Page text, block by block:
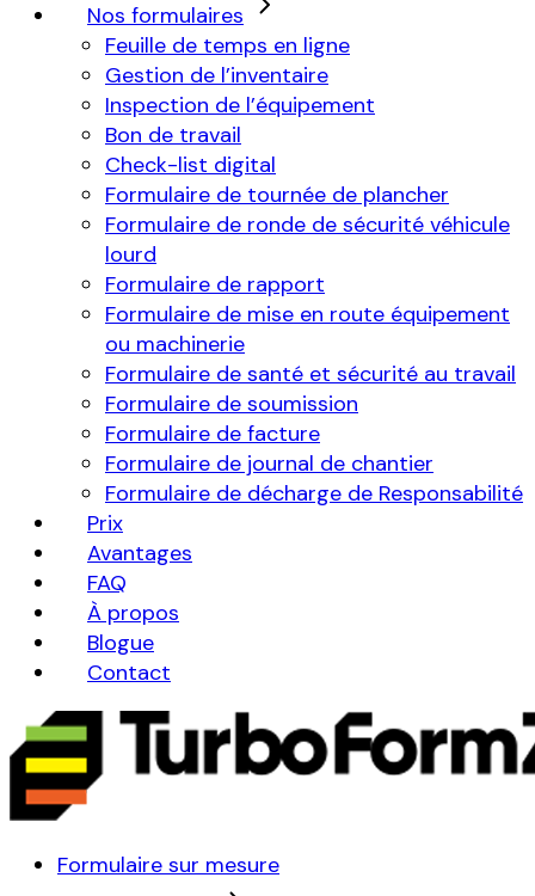
Nos formulaires
Feuille de temps en ligne
Gestion de l’inventaire
Inspection de l’équipement
Bon de travail
Check-list digital
Formulaire de tournée de plancher
Formulaire de ronde de sécurité véhicule
lourd
Formulaire de rapport
Formulaire de mise en route équipement
ou machinerie
Formulaire de santé et sécurité au travail
Formulaire de soumission
Formulaire de facture
Formulaire de journal de chantier
Formulaire de décharge de Responsabilité
Prix
Avantages
FAQ
À propos
Blogue
Contact
Formulaire sur mesure